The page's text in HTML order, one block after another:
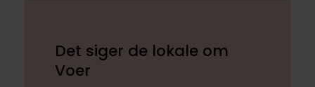
Det siger de lokale om
Voer